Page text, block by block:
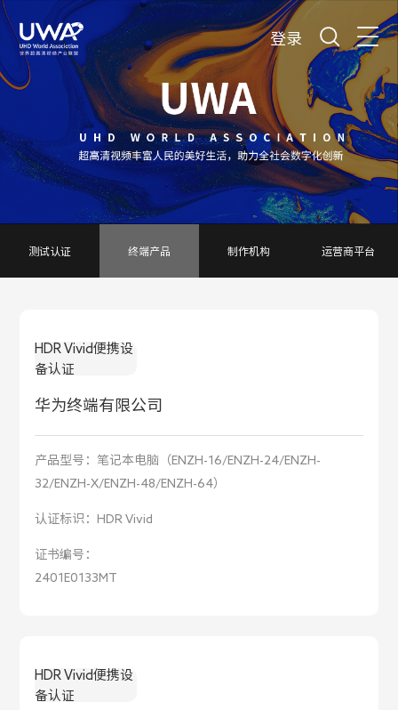
登录
测试认证 终端产品 制作机构 运营商平台
HDR Vivid便携设
备认证
华为终端有限公司
产品型号：
笔记本电脑（ENZH-16/ENZH-24/ENZH-
32/ENZH-X/ENZH-48/ENZH-64）
认证标识： HDR Vivid
证书编号：
2401E0133MT
HDR Vivid便携设
备认证